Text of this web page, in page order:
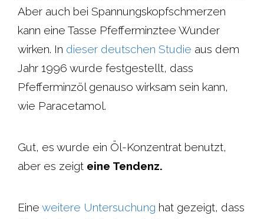
Aber auch bei Spannungskopfschmerzen
kann eine Tasse Pfefferminztee Wunder
wirken. In dieser deutschen Studie aus dem
Jahr 1996 wurde festgestellt, dass
Pfefferminzöl genauso wirksam sein kann,
wie Paracetamol.
Gut, es wurde ein Öl-Konzentrat benutzt,
aber es zeigt eine Tendenz.
Eine weitere Untersuchung hat gezeigt, dass